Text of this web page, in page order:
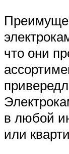
что они
в любой
или